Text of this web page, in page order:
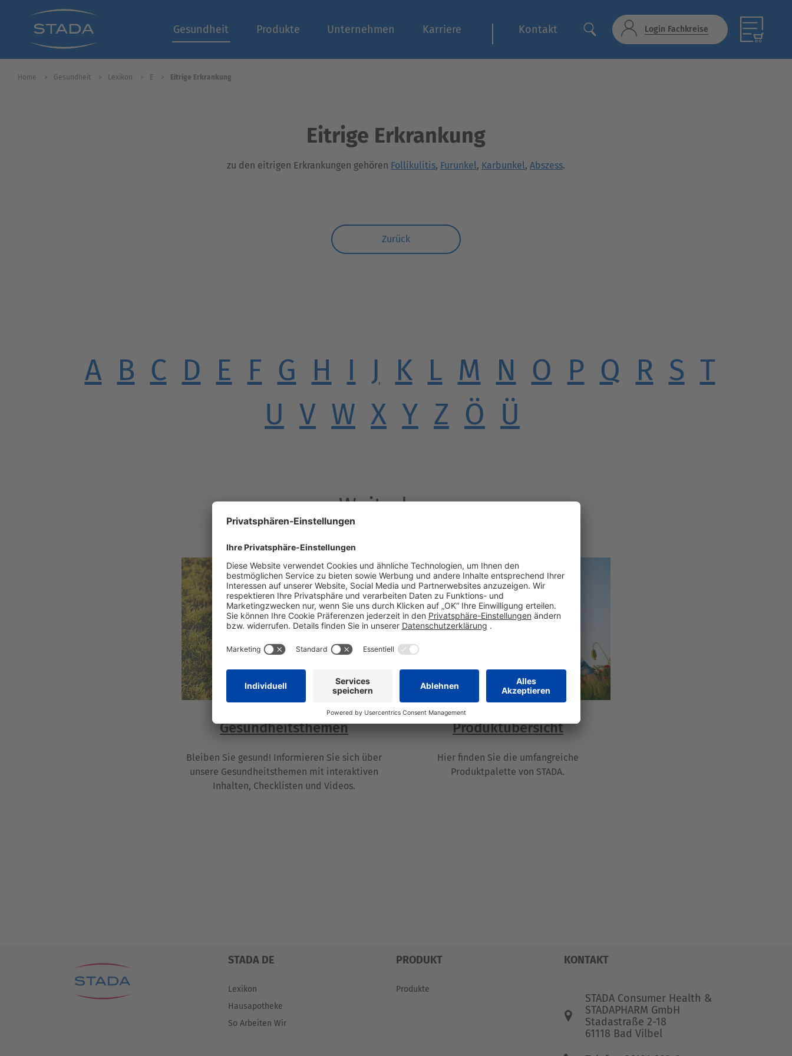
Gesundheit Produkte Unternehmen Karriere Kontakt Login Fachkreise
Home Gesundheit Lexikon E Eitrige Erkrankung
Eitrige Erkrankung
zu den eitrigen Erkrankungen gehören Follikulitis, Furunkel, Karbunkel, Abszess.
Zurück
A B C D E F G H I J K L M N O P Q R S T
U V W X Y Z Ö Ü
Weiterlesen
Gesundheitsthemen
Bleiben Sie gesund! Informieren Sie sich über
unsere Gesundheitsthemen mit interaktiven
Inhalten, Checklisten und Videos.
Produktübersicht
Hier finden Sie die umfangreiche
Produktpalette von STADA.
STADA DE
Lexikon
Hausapotheke
So Arbeiten Wir
PRODUKT
Produkte
KONTAKT
STADA Consumer Health &
STADAPHARM GmbH
Stadastraße 2-18
61118 Bad Vilbel